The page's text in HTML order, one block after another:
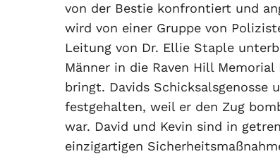
von der Bestie konfrontiert und
wird von einer Gruppe von
Leitung von Dr. Ellie Staple
Männer in die Raven Hill
bringt. Davids
festgehalten, weil er den Zug
war. David und Kevin sind in
einzigartigen